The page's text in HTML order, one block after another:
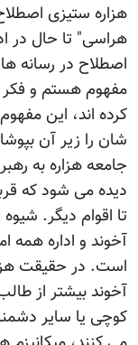
هزاره ستیزی
هراسی" تا حال در
اصطلاح در رسانه
مفهوم هستم و فکر
کرده اند، این
شان را زیر آن
جامعه هزاره به
دیده می شود که
تا اقوام دیگر.
آخوند و اداره همه
است. در حقیقت
آخوند بیشتر از
کوچی یا سایر